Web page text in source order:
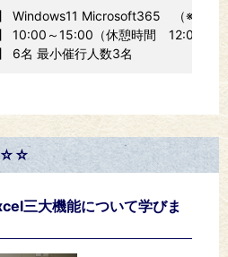
】 Windows11 Microsoft365 （※2025
】 10:00～15:00（休憩時間
6名 最小催行人数3名
☆☆
三大機能について学びま